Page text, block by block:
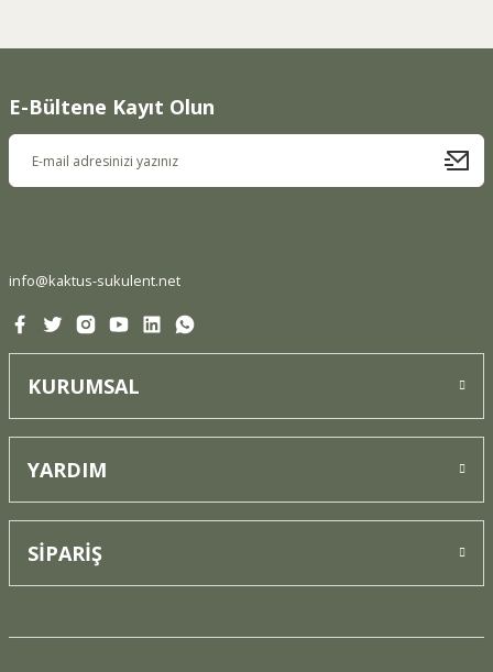
Ürün resmi kalitesiz, bozuk veya görüntülenemiyor.
E-Bültene Kayıt Olun
info@kaktus-sukulent.net
KURUMSAL
YARDIM
SİPARİŞ